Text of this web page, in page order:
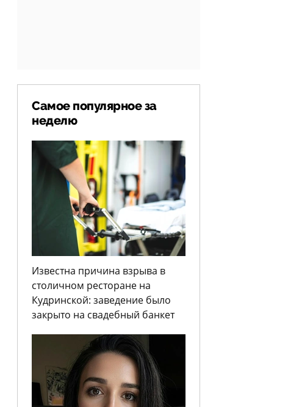
Самое популярное за
неделю
Известна причина взрыва в
столичном ресторане на
Кудринской: заведение было
закрыто на свадебный банкет